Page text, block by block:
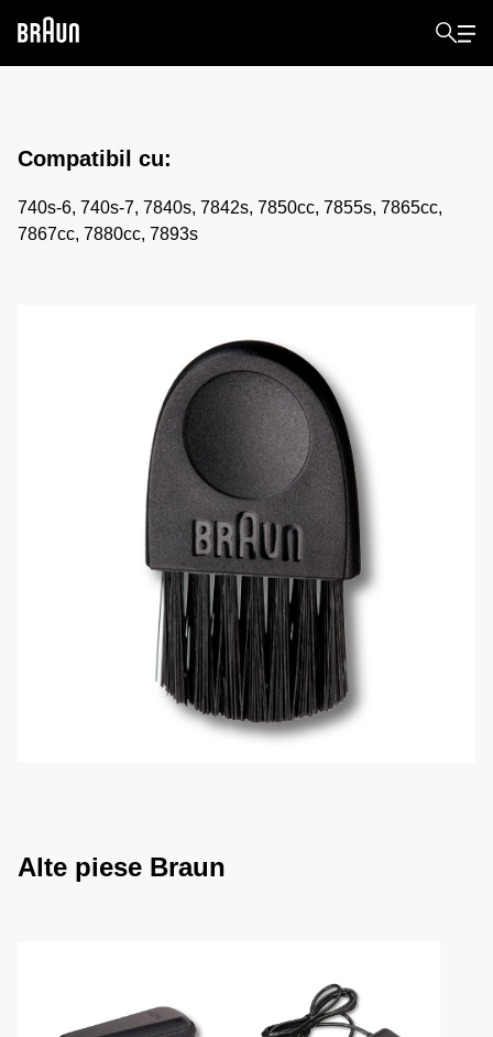
Compatibil cu:
740s-6, 740s-7, 7840s, 7842s, 7850cc, 7855s, 7865cc,
7867cc, 7880cc, 7893s
Alte piese Braun